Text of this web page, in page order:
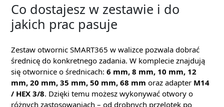
Co dostajesz w zestawie i do
jakich prac pasuje
Zestaw otwornic SMART365 w walizce pozwala dobrać
średnicę do konkretnego zadania. W komplecie znajdują
się otwornice o średnicach: 6 mm, 8 mm, 10 mm, 12
mm, 20 mm, 35 mm, 50 mm, 68 mm oraz adapter M14
/ HEX 3/8. Dzięki temu możesz wykonywać otwory o
różnych zastosowaniach – od drobnych przelotek po